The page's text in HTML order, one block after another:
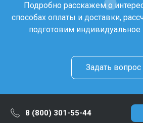
Подробно расскажем о
способах оплаты и доставки,
подготовим
Задать вопрос
8 (800) 301-55-44